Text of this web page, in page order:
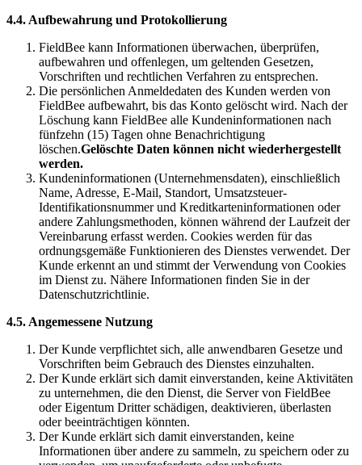
4.4. Aufbewahrung und Protokollierung
FieldBee kann Informationen überwachen, überprüfen,
aufbewahren und offenlegen, um geltenden Gesetzen,
Vorschriften und rechtlichen Verfahren zu entsprechen.
Die persönlichen Anmeldedaten des Kunden werden von
FieldBee aufbewahrt, bis das Konto gelöscht wird. Nach der
Löschung kann FieldBee alle Kundeninformationen nach
fünfzehn (15) Tagen ohne Benachrichtigung
löschen.Gelöschte Daten können nicht wiederhergestellt
werden.
Kundeninformationen (Unternehmensdaten), einschließlich
Name, Adresse, E-Mail, Standort, Umsatzsteuer-
Identifikationsnummer und Kreditkarteninformationen oder
andere Zahlungsmethoden, können während der Laufzeit der
Vereinbarung erfasst werden. Cookies werden für das
ordnungsgemäße Funktionieren des Dienstes verwendet. Der
Kunde erkennt an und stimmt der Verwendung von Cookies
im Dienst zu. Nähere Informationen finden Sie in der
Datenschutzrichtlinie.
4.5. Angemessene Nutzung
Der Kunde verpflichtet sich, alle anwendbaren Gesetze und
Vorschriften beim Gebrauch des Dienstes einzuhalten.
Der Kunde erklärt sich damit einverstanden, keine Aktivitäten
zu unternehmen, die den Dienst, die Server von FieldBee
oder Eigentum Dritter schädigen, deaktivieren, überlasten
oder beeinträchtigen könnten.
Der Kunde erklärt sich damit einverstanden, keine
Informationen über andere zu sammeln, zu speichern oder zu